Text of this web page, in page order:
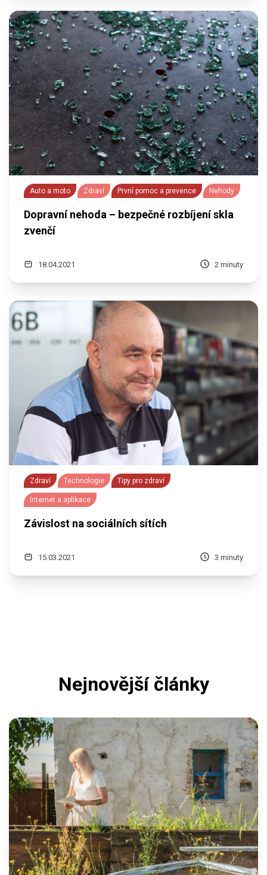
Auto a moto Zdraví První pomoc a prevence Nehody
Dopravní nehoda – bezpečné rozbíjení skla
zvenčí
18.04.2021 2 minuty
Zdraví Technologie Tipy pro zdraví
Internet a aplikace
Závislost na sociálních sítích
15.03.2021 3 minuty
Nejnovější články